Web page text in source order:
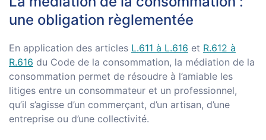
une obligation règlementée
En application des articles L.611 à L.616 et R.612 à
R.616 du Code de la consommation, la médiation de la
consommation permet de résoudre à l’amiable les
litiges entre un consommateur et un professionnel,
qu’il s’agisse d’un commerçant, d’un artisan, d’une
entreprise ou d’une collectivité.